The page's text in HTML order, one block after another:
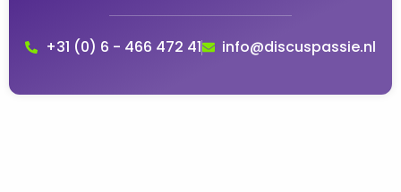
+31 (0) 6 - 466 472 41 info@discuspassie.nl